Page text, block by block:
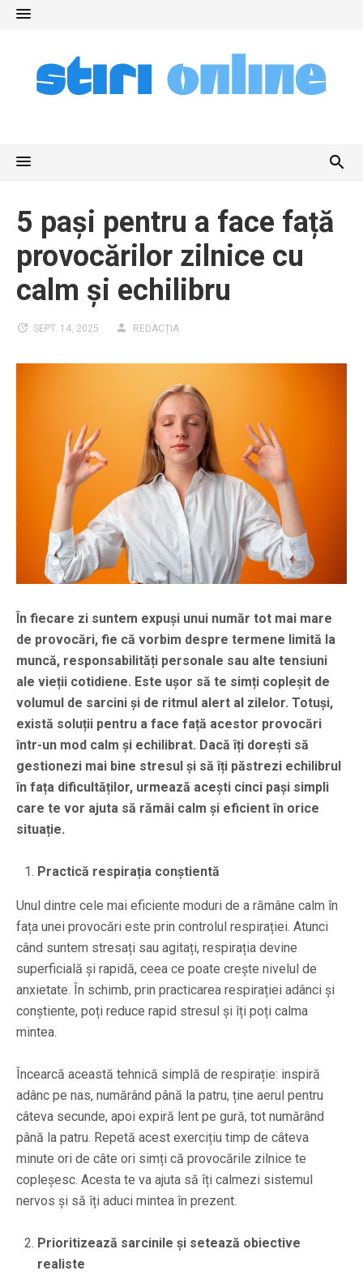
Skip
5 pași pentru a face față
provocărilor zilnice cu
calm și echilibru
SEPT. 14, 2025 REDACȚIA
În fiecare zi suntem expuși unui număr tot mai mare
de provocări, fie că vorbim despre termene limită la
muncă, responsabilități personale sau alte tensiuni
ale vieții cotidiene. Este ușor să te simți copleșit de
volumul de sarcini și de ritmul alert al zilelor. Totuși,
există soluții pentru a face față acestor provocări
într-un mod calm și echilibrat. Dacă îți dorești să
gestionezi mai bine stresul și să îți păstrezi echilibrul
în fața dificultăților, urmează acești cinci pași simpli
care te vor ajuta să rămâi calm și eficient în orice
situație.
Practică respirația conștientă
Unul dintre cele mai eficiente moduri de a rămâne calm în
fața unei provocări este prin controlul respirației. Atunci
când suntem stresați sau agitați, respirația devine
superficială și rapidă, ceea ce poate crește nivelul de
anxietate. În schimb, prin practicarea respirației adânci și
conștiente, poți reduce rapid stresul și îți poți calma
mintea.
Încearcă această tehnică simplă de respirație: inspiră
adânc pe nas, numărând până la patru, ține aerul pentru
câteva secunde, apoi expiră lent pe gură, tot numărând
până la patru. Repetă acest exercițiu timp de câteva
minute ori de câte ori simți că provocările zilnice te
copleșesc. Acesta te va ajuta să îți calmezi sistemul
nervos și să îți aduci mintea în prezent.
Prioritizează sarcinile și setează obiective
realiste